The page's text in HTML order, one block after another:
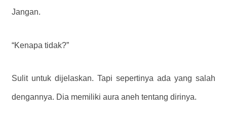
Jangan.
“Kenapa tidak?”
Sulit untuk dijelaskan. Tapi sepertinya ada yang salah
dengannya. Dia memiliki aura aneh tentang dirinya.